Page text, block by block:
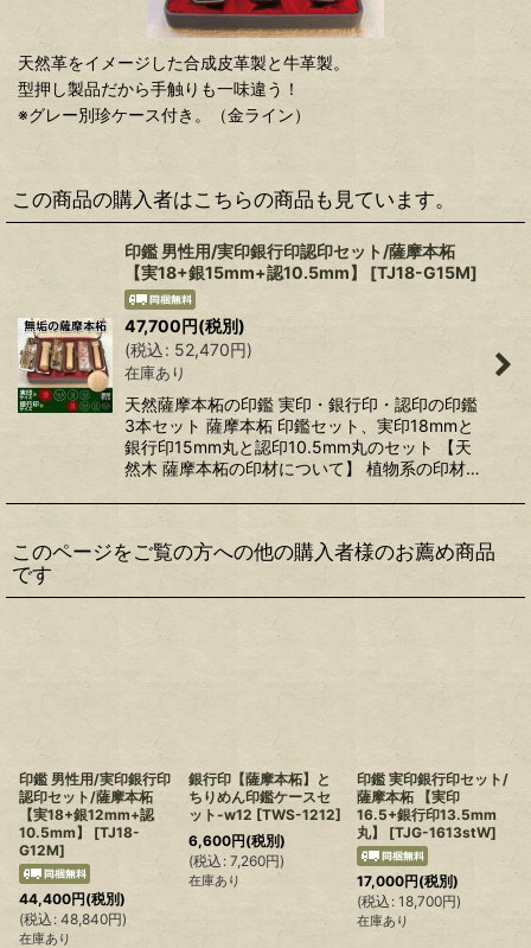
天然革をイメージした合成皮革製と牛革製。
型押し製品だから手触りも一味違う！
※グレー別珍ケース付き。（金ライン）
この商品の購入者はこちらの商品も見ています。
印鑑 男性用/実印銀行印認印セット/薩摩本柘
【実18+銀15mm+認10.5mm】
[TJ18-G15M]
47,700円(税別)
(税込: 52,470円)
在庫あり
天然薩摩本柘の印鑑 実印・銀行印・認印の印鑑
3本セット 薩摩本柘 印鑑セット、実印18mmと
銀行印15mm丸と認印10.5mm丸のセット 【天
然木 薩摩本柘の印材について】 植物系の印材…
このページをご覧の方への他の購入者様のお薦め商品
です
印鑑 男性用/実印銀行印
認印セット/薩摩本柘
【実18+銀12mm+認
10.5mm】
[TJ18-
G12M]
44,400円(税別)
(税込 : 48,840円)
在庫あり
銀行印【薩摩本柘】と
ちりめん印鑑ケースセ
ット-w12 [TWS-1212]
6,600円(税別)
(税込 : 7,260円)
在庫あり
印鑑 実印銀行印セット/
薩摩本柘 【実印
16.5+銀行印13.5mm
丸】
[TJG-1613stW]
17,000円(税別)
(税込 : 18,700円)
在庫あり